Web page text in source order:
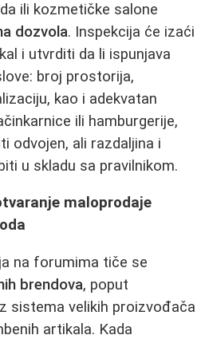
ili kozmetičke salone
dozvola. Inspekcija će izaći
i utvrditi da li ispunjava
broj prostorija,
kao i adekvatan
ili hamburgerije,
odvojen, ali razdaljina i
u skladu sa pravilnikom.
maloprodaje
na forumima tiče se
brendova, poput
sistema velikih proizvođača
artikala. Kada